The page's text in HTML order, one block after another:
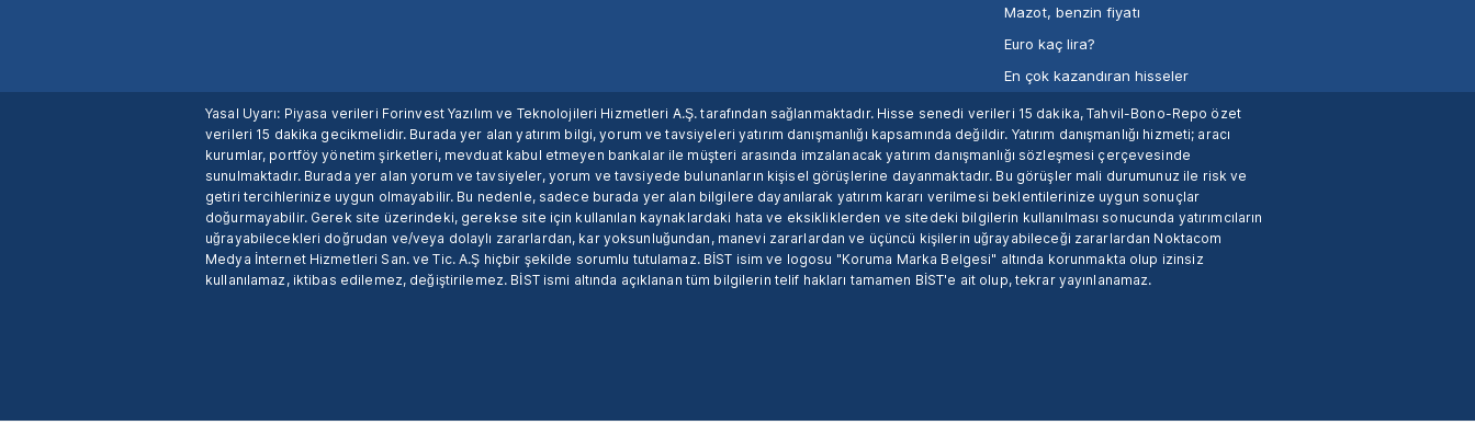
Mazot, benzin fiyatı
Euro kaç lira?
En çok kazandıran hisseler
Yasal Uyarı: Piyasa verileri Forinvest Yazılım ve Teknolojileri Hizmetleri A.Ş. tarafından sağlanmaktadır. Hisse senedi verileri 15 dakika, Tahvil-Bono-Repo özet
verileri 15 dakika gecikmelidir. Burada yer alan yatırım bilgi, yorum ve tavsiyeleri yatırım danışmanlığı kapsamında değildir. Yatırım danışmanlığı hizmeti; aracı
kurumlar, portföy yönetim şirketleri, mevduat kabul etmeyen bankalar ile müşteri arasında imzalanacak yatırım danışmanlığı sözleşmesi çerçevesinde
sunulmaktadır. Burada yer alan yorum ve tavsiyeler, yorum ve tavsiyede bulunanların kişisel görüşlerine dayanmaktadır. Bu görüşler mali durumunuz ile risk ve
getiri tercihlerinize uygun olmayabilir. Bu nedenle, sadece burada yer alan bilgilere dayanılarak yatırım kararı verilmesi beklentilerinize uygun sonuçlar
doğurmayabilir. Gerek site üzerindeki, gerekse site için kullanılan kaynaklardaki hata ve eksikliklerden ve sitedeki bilgilerin kullanılması sonucunda yatırımcıların
uğrayabilecekleri doğrudan ve/veya dolaylı zararlardan, kar yoksunluğundan, manevi zararlardan ve üçüncü kişilerin uğrayabileceği zararlardan Noktacom
Medya İnternet Hizmetleri San. ve Tic. A.Ş hiçbir şekilde sorumlu tutulamaz. BİST isim ve logosu "Koruma Marka Belgesi" altında korunmakta olup izinsiz
kullanılamaz, iktibas edilemez, değiştirilemez. BİST ismi altında açıklanan tüm bilgilerin telif hakları tamamen BİST'e ait olup, tekrar yayınlanamaz.